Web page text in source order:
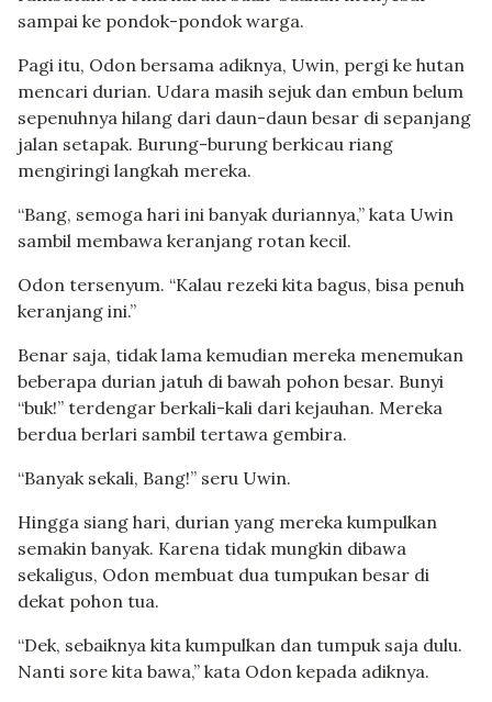
sampai ke pondok-pondok warga.
Pagi itu, Odon bersama adiknya, Uwin, pergi ke hutan
mencari durian. Udara masih sejuk dan embun belum
sepenuhnya hilang dari daun-daun besar di sepanjang
jalan setapak. Burung-burung berkicau riang
mengiringi langkah mereka.
“Bang, semoga hari ini banyak duriannya,” kata Uwin
sambil membawa keranjang rotan kecil.
Odon tersenyum. “Kalau rezeki kita bagus, bisa penuh
keranjang ini.”
Benar saja, tidak lama kemudian mereka menemukan
beberapa durian jatuh di bawah pohon besar. Bunyi
“buk!” terdengar berkali-kali dari kejauhan. Mereka
berdua berlari sambil tertawa gembira.
“Banyak sekali, Bang!” seru Uwin.
Hingga siang hari, durian yang mereka kumpulkan
semakin banyak. Karena tidak mungkin dibawa
sekaligus, Odon membuat dua tumpukan besar di
dekat pohon tua.
“Dek, sebaiknya kita kumpulkan dan tumpuk saja dulu.
Nanti sore kita bawa,” kata Odon kepada adiknya.